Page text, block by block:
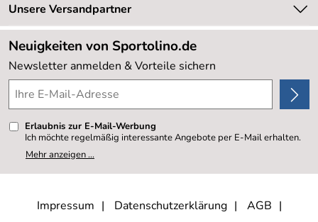
Retourenabwicklung
Lieferbedingungen
Kundenlogin
Neu
Sale %
Kundenbewertungen (20.177)
4,8/5*****
Unsere Versandpartner
Neuigkeiten von Sportolino.de
Newsletter anmelden & Vorteile sichern
Erlaubnis zur E-Mail-Werbung
Ich möchte regelmäßig interessante Angebote per E-Mail erhalten.
Meine E-Mail-Adresse wird nicht an andere Unternehmen
weitergegeben. Zu statistischen Zwecken wird in anonymer Form
kann ich jederzeit mit Wirkung für die Zukunft widerrufen, indem ich
den Link "Abmelden" am Ende des Newsletters anklicke oder die
Mehr anzeigen ...
Impressum Datenschutzerklärung
AGB